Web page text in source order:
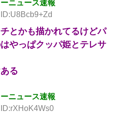
ニュース速報
とかも描かれてるけどパ
やっぱクッパ姫とテレサ
る
ニュース速報